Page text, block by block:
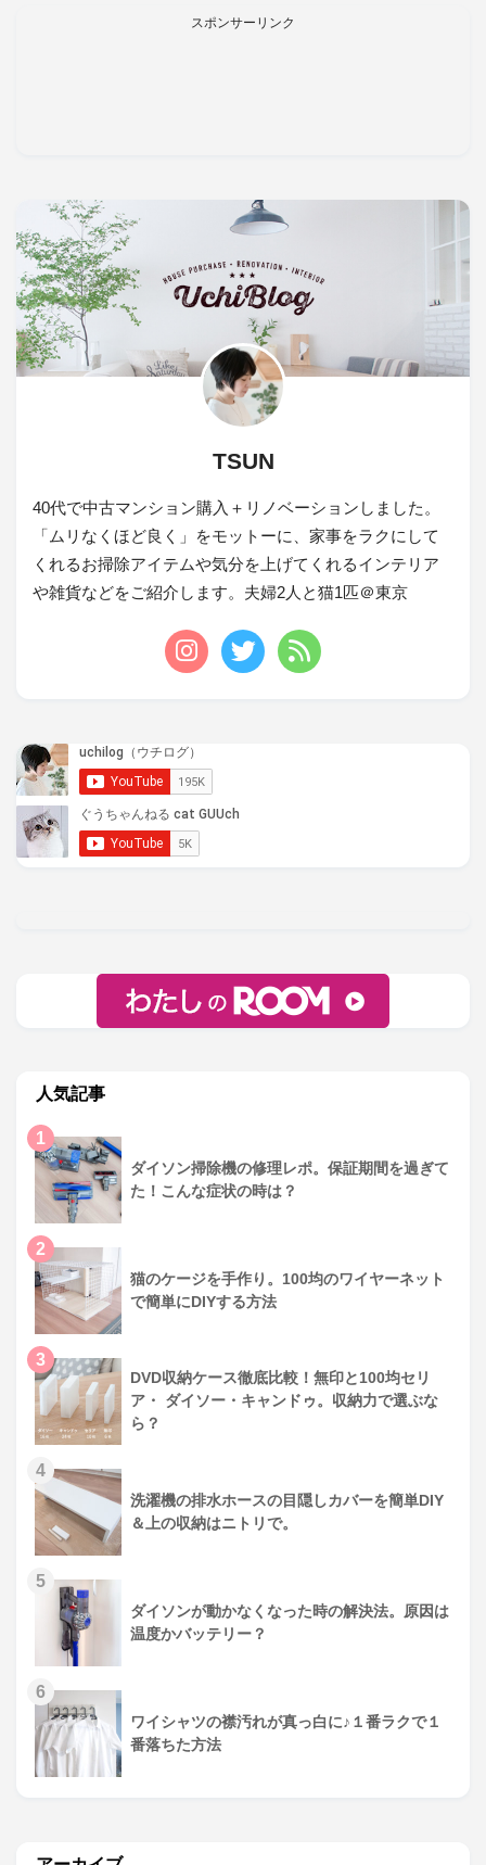
スポンサーリンク
TSUN
40代で中古マンション購入＋リノベーションしました。
「ムリなくほど良く」をモットーに、家事をラクにして
くれるお掃除アイテムや気分を上げてくれるインテリア
や雑貨などをご紹介します。夫婦2人と猫1匹＠東京
人気記事
1
ダイソン掃除機の修理レポ。保証期間を過ぎて
た！こんな症状の時は？
2
猫のケージを手作り。100均のワイヤーネット
で簡単にDIYする方法
3
DVD収納ケース徹底比較！無印と100均セリ
ア・ ダイソー・キャンドゥ。収納力で選ぶな
ら？
4
洗濯機の排水ホースの目隠しカバーを簡単DIY
＆上の収納はニトリで。
5
ダイソンが動かなくなった時の解決法。原因は
温度かバッテリー？
6
ワイシャツの襟汚れが真っ白に♪１番ラクで１
番落ちた方法